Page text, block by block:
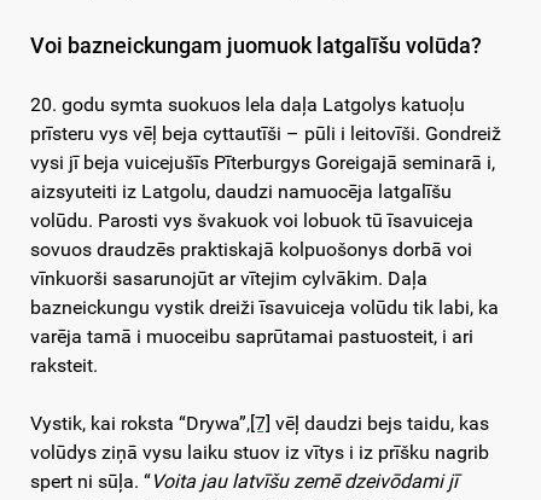
Voi bazneickungam juomuok latgalīšu volūda?
20. godu symta suokuos lela daļa Latgolys katuoļu
prīsteru vys vēļ beja cyttautīši – pūli i leitovīši. Gondreiž
vysi jī beja vuicejušīs Pīterburgys Goreigajā seminarā i,
aizsyuteiti iz Latgolu, daudzi namuocēja latgalīšu
volūdu. Parosti vys švakuok voi lobuok tū īsavuiceja
sovuos draudzēs praktiskajā kolpuošonys dorbā voi
vīnkuorši sasarunojūt ar vītejim cylvākim. Daļa
bazneickungu vystik dreiži īsavuiceja volūdu tik labi, ka
varēja tamā i muoceibu saprūtamai pastuosteit, i ari
raksteit.
Vystik, kai roksta “Drywa”,[7] vēļ daudzi bejs taidu, kas
volūdys ziņā vysu laiku stuov iz vītys i iz prīšku nagrib
spert ni sūļa. “Voita jau latvīšu zemē dzeivōdami jī